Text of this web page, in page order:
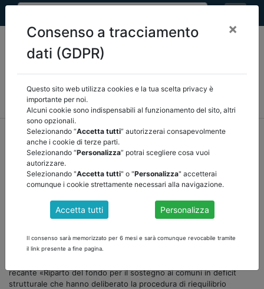
MEF FINANZA LOCALE/OSSERVATORIO
NORMATIVA
CORTE DEI CONTI E GIURISPRUDENZA
home documenti pubblici
finanza locale/osservatorio
/torna indietro
DOCUMENTI PUBBLICI
COMUNICATO DEL 17 NOVEMBRE 2020
Si fa seguito al comunicato n. 4 del 22 ottobre scorso per
informare che il decreto del Ministro dell'interno di concerto con il
recante «Riparto del fondo per il sostegno ai comuni in deficit
strutturale che hanno deliberato la procedura di riequilibrio
Consenso a tracciamento
dati (GDPR)
×
Questo sito web utilizza cookies e la tua scelta privacy è
importante per noi.
Alcuni cookie sono indispensabili al funzionamento del sito, altri
sono opzionali.
Selezionando “Accetta tutti” autorizzerai consapevolmente
anche i cookie di terze parti.
Selezionando “Personalizza” potrai scegliere cosa vuoi
autorizzare.
Selezionando "Accetta tutti" o "Personalizza" accetterai
comunque i cookie strettamente necessari alla navigazione.
Accetta tutti Personalizza
Il consenso sarà memorizzato per 6 mesi e sarà comunque revocabile tramite
il link presente a fine pagina.